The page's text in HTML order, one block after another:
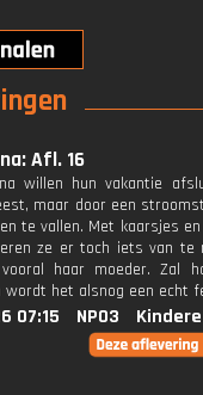
Afl. 16
willen hun vakantie
maar door een
te vallen. Met kaarsjes
ze er toch iets van te
haar moeder. Zal
wordt het alsnog een echt
07:15 NPO3